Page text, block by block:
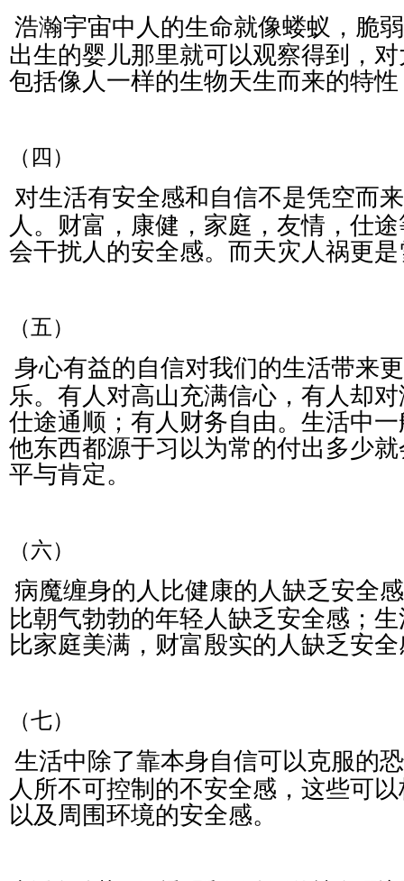
浩瀚宇宙中人的生命就像蝼蚁，脆
出生的婴儿那里就可以观察得到，
包括像人一样的生物天生而来的特
（四）
对生活有安全感和自信不是凭空而
人。财富，康健，家庭，友情，仕
会干扰人的安全感。而天灾人祸更
（五）
身心有益的自信对我们的生活带来
乐。有人对高山充满信心，有人却
仕途通顺；有人财务自由。生活中
他东西都源于习以为常的付出多少
平与肯定。
（六）
病魔缠身的人比健康的人缺乏安全
比朝气勃勃的年轻人缺乏安全感；
比家庭美满，财富殷实的人缺乏安
（七）
生活中除了靠本身自信可以克服的
人所不可控制的不安全感，这些可
以及周围环境的安全感。